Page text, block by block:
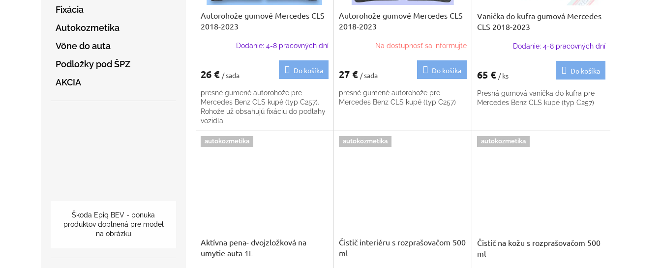
Fixácia
Autokozmetika
Vône do auta
Podložky pod ŠPZ
AKCIA
Škoda Epiq BEV - ponuka
produktov doplnená pre model
na obrázku
oAutorohože gumové Mercedes CLS
2018-2023
Dodanie: 4-8 pracovných dní
26 € / sada
Do košíka
presné gumené autorohože pre
Mercedes Benz CLS kupé (typ C257).
Rohože už obsahujú fixáciu do podlahy
vozidla
Autorohože gumové Mercedes CLS
2018-2023
Na dostupnosť sa informujte
27 € / sada
Do košíka
presné gumené autorohože pre
Mercedes Benz CLS kupé (typ C257)
Vanička do kufra gumová Mercedes
CLS 2018-2023
Dodanie: 4-8 pracovných dní
65 € / ks
Do košíka
Presná gumová vanička do kufra pre
Mercedes Benz CLS kupé (typ C257)
autokozmetika
Aktívna pena- dvojzložková na
umytie auta 1L
autokozmetika
Čistič interiéru s rozprašovačom 500
ml
autokozmetika
Čistič na kožu s rozprašovačom 500
ml